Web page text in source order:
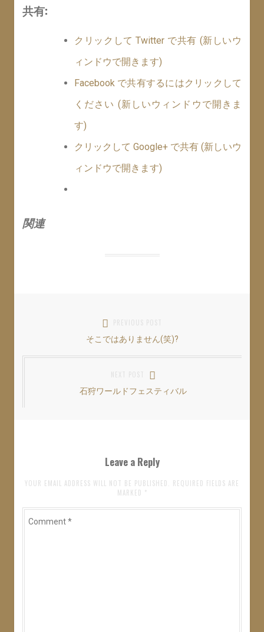
共有:
クリックして Twitter で共有 (新しいウ
ィンドウで開きます)
Facebook で共有するにはクリックして
ください (新しいウィンドウで開きま
す)
クリックして Google+ で共有 (新しいウ
ィンドウで開きます)
関連
ナ
Previous
post:
そこではありません(笑)?
Next
石狩ワールドフェスティバル
Leave a Reply
YOUR EMAIL ADDRESS WILL NOT BE PUBLISHED. REQUIRED FIELDS ARE
MARKED *